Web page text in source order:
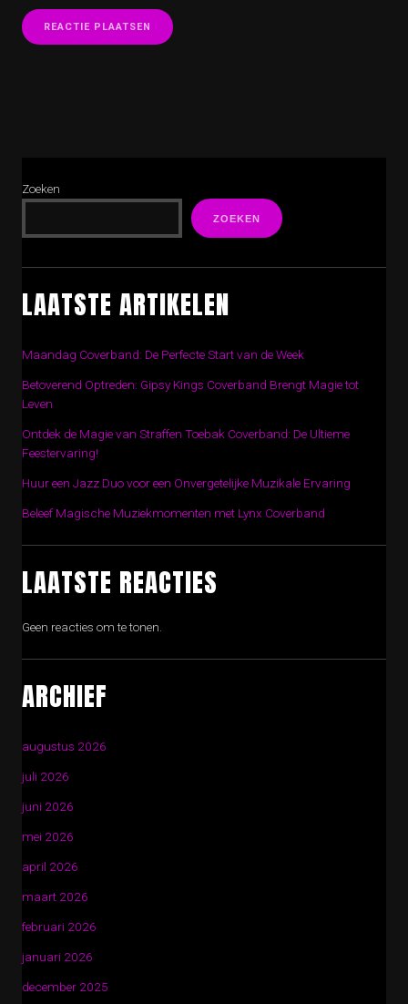
Zoeken
ZOEKEN
LAATSTE ARTIKELEN
Maandag Coverband: De Perfecte Start van de Week
Betoverend Optreden: Gipsy Kings Coverband Brengt Magie tot
Leven
Ontdek de Magie van Straffen Toebak Coverband: De Ultieme
Feestervaring!
Huur een Jazz Duo voor een Onvergetelijke Muzikale Ervaring
Beleef Magische Muziekmomenten met Lynx Coverband
LAATSTE REACTIES
Geen reacties om te tonen.
ARCHIEF
augustus 2026
juli 2026
juni 2026
mei 2026
april 2026
maart 2026
februari 2026
januari 2026
december 2025